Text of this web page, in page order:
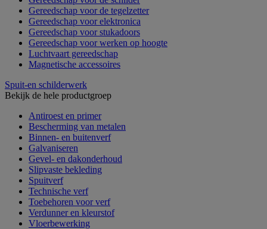
Gereedschap voor de tegelzetter
Gereedschap voor elektronica
Gereedschap voor stukadoors
Gereedschap voor werken op hoogte
Luchtvaart gereedschap
Magnetische accessoires
Spuit-en schilderwerk
Bekijk de hele productgroep
Antiroest en primer
Bescherming van metalen
Binnen- en buitenverf
Galvaniseren
Gevel- en dakonderhoud
Slipvaste bekleding
Spuitverf
Technische verf
Toebehoren voor verf
Verdunner en kleurstof
Vloerbewerking